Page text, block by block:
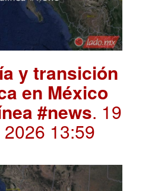
y transición
en México
#news. 19
13:59